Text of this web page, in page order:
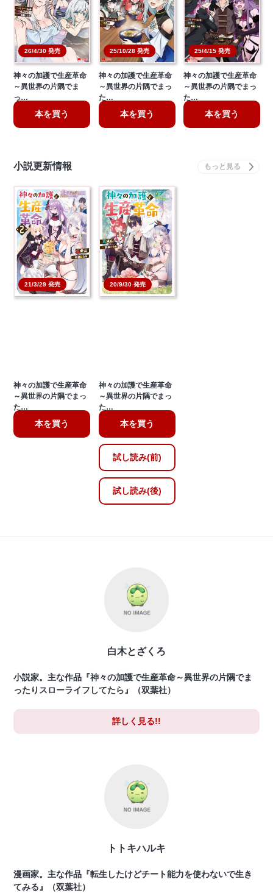
26/4/30 発売
神々の加護で生産革命
～異世界の片隅でま
っ…
本を買う
25/10/28 発売
神々の加護で生産革命
～異世界の片隅でまっ
た…
本を買う
25/4/15 発売
神々の加護で生産革命
～異世界の片隅でまっ
た…
本を買う
小説更新情報
21/3/29 発売
神々の加護で生産革命
～異世界の片隅でまっ
た…
本を買う
20/9/30 発売
神々の加護で生産革命
～異世界の片隅でまっ
た…
本を買う
試し読み(前)
試し読み(後)
白木とざくろ
小説家。主な作品『神々の加護で生産革命～異世界の片隅でま
ったりスローライフしてたら』（双葉社）
詳しく見る!!
トトキハルキ
漫画家。主な作品『転生したけどチート能力を使わないで生き
てみる』（双葉社）